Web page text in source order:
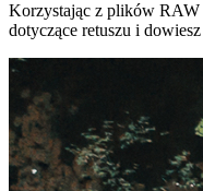
Korzystając z plików RAW
dotyczące retuszu i